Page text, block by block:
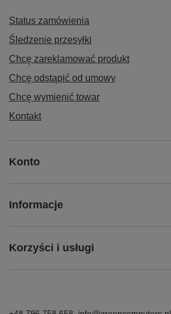
Status zamówienia
Śledzenie przesyłki
Chcę zareklamować produkt
Chcę odstąpić od umowy
Chcę wymienić towar
Kontakt
Konto
Informacje
Korzyści i usługi